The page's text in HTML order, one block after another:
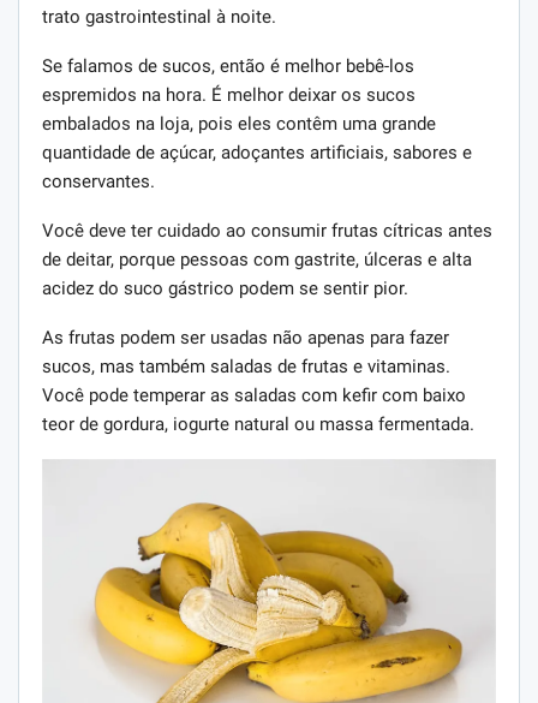
trato gastrointestinal à noite.
Se falamos de sucos, então é melhor bebê-los
espremidos na hora. É melhor deixar os sucos
embalados na loja, pois eles contêm uma grande
quantidade de açúcar, adoçantes artificiais, sabores e
conservantes.
Você deve ter cuidado ao consumir frutas cítricas antes
de deitar, porque pessoas com gastrite, úlceras e alta
acidez do suco gástrico podem se sentir pior.
As frutas podem ser usadas não apenas para fazer
sucos, mas também saladas de frutas e vitaminas.
Você pode temperar as saladas com kefir com baixo
teor de gordura, iogurte natural ou massa fermentada.